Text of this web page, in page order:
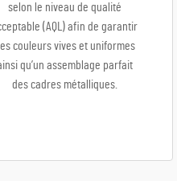
selon le niveau de qualité
(AQL) afin de garantir
couleurs vives et uniformes
qu’un assemblage parfait
des cadres métalliques.